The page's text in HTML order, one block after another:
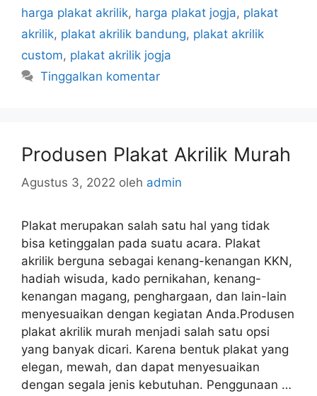
harga plakat akrilik, harga plakat jogja, plakat
akrilik, plakat akrilik bandung, plakat akrilik
custom, plakat akrilik jogja
Tinggalkan komentar
Produsen Plakat Akrilik Murah
Agustus 3, 2022 oleh admin
Plakat merupakan salah satu hal yang tidak
bisa ketinggalan pada suatu acara. Plakat
akrilik berguna sebagai kenang-kenangan KKN,
hadiah wisuda, kado pernikahan, kenang-
kenangan magang, penghargaan, dan lain-lain
menyesuaikan dengan kegiatan Anda.Produsen
plakat akrilik murah menjadi salah satu opsi
yang banyak dicari. Karena bentuk plakat yang
elegan, mewah, dan dapat menyesuaikan
dengan segala jenis kebutuhan. Penggunaan …